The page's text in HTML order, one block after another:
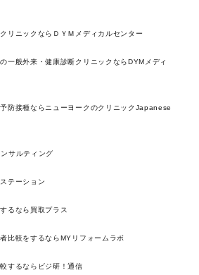
リニックならＤＹＭメディカルセンター
一般外来・健康診断クリニックならDYMメディ
防接種ならニューヨークのクリニックJapanese
サルティング
テーション
るなら買取プラス
比較をするならMYリフォームラボ
するならビジ研！通信